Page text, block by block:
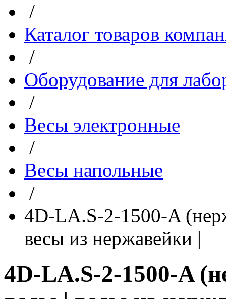
/
Каталог товаров
/
Оборудование для
/
Весы электронные
/
Весы напольные
/
4D-LA.S-2-1500-A
весы из нержавейки |
4D-LA.S-2-1500-A